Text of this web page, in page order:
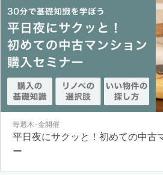
毎週木･金開催
平日夜にサクッと！初めての中古
ー